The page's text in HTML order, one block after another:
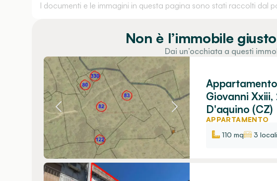
I documenti e le immagini in questa pagina sono stati raccolti dal
Non è l’immobile
Dai un’occhiata a questi
Giovanni
D'aquino (CZ)
APPARTAMENTO
110 mq
3 locali